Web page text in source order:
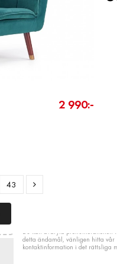
2 990:-
43 NYHETSBREV
detta ändamål, vänligen hitta vår
kontaktinformation i det rättsliga